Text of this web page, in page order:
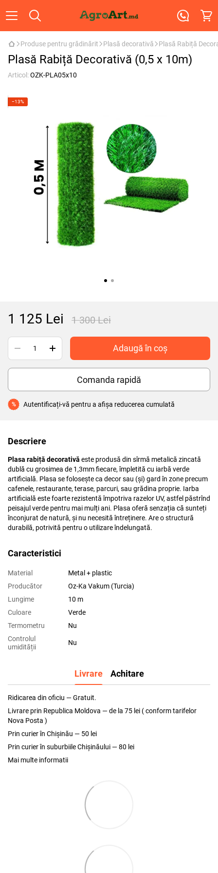
Produse pentru grădinărit Plasă decorativă Plasă Rabiță
Plasă Rabiță Decorativă (0,5 x 10m)
Articol:OZK-PLA05x10
−13%
1 125 Lei 1 300 Lei
Adaugă în coș
Comanda rapidă
% Autentificați-vă pentru a afișa reducerea cumulată
Descriere
Plasa rabiță decorativă este produsă din sîrmă metalică zincată
dublă cu grosimea de 1,3mm fiecare, împletită cu iarbă verde
artificială. Plasa se folosește ca decor sau (și) gard în zone precum
cafenele, restaurante, terase, parcuri, sau grădina proprie. Iarba
artificială este foarte rezistentă împotriva razelor UV, astfel păstrînd
peisajul verde pentru mai mulți ani. Plasa oferă senzația că sunteți
înconjurat de natură, și nu necesită întreținere. Are o structură
durabilă, potrivită pentru o utilizare îndelungată.
Caracteristici
Material
Metal + plastic
Producător
Oz-Ka Vakum (Turcia)
Lungime
10 m
Culoare
Verde
Termometru
Nu
Controlul
umidității
Nu
Livrare Achitare
Ridicarea din oficiu — Gratuit.
Livrare prin Republica Moldova — de la 75 lei ( conform tarifelor
Nova Posta )
Prin curier în Chișinău — 50 lei
Prin curier în suburbiile Chişinăului — 80 lei
Mai multe informatii